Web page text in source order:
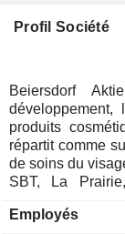
Profil Société
Beiersdorf
produits
répartit comme suit : - produits cosmétiques (83%) :
de soins du
SBT, La
Hansaplast et
Employés